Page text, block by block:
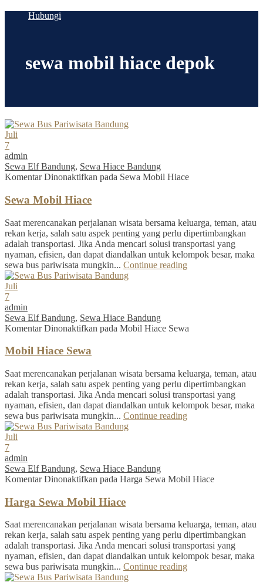
Hubungi
sewa mobil hiace depok
Juli
7
admin
Sewa Elf Bandung, Sewa Hiace Bandung
Komentar Dinonaktifkan pada Sewa Mobil Hiace
Sewa Mobil Hiace
Saat merencanakan perjalanan wisata bersama keluarga, teman, atau
rekan kerja, salah satu aspek penting yang perlu dipertimbangkan
adalah transportasi. Jika Anda mencari solusi transportasi yang
nyaman, efisien, dan dapat diandalkan untuk kelompok besar, maka
sewa bus pariwisata mungkin... Continue reading
Juli
7
admin
Sewa Elf Bandung, Sewa Hiace Bandung
Komentar Dinonaktifkan pada Mobil Hiace Sewa
Mobil Hiace Sewa
Saat merencanakan perjalanan wisata bersama keluarga, teman, atau
rekan kerja, salah satu aspek penting yang perlu dipertimbangkan
adalah transportasi. Jika Anda mencari solusi transportasi yang
nyaman, efisien, dan dapat diandalkan untuk kelompok besar, maka
sewa bus pariwisata mungkin... Continue reading
Juli
7
admin
Sewa Elf Bandung, Sewa Hiace Bandung
Komentar Dinonaktifkan pada Harga Sewa Mobil Hiace
Harga Sewa Mobil Hiace
Saat merencanakan perjalanan wisata bersama keluarga, teman, atau
rekan kerja, salah satu aspek penting yang perlu dipertimbangkan
adalah transportasi. Jika Anda mencari solusi transportasi yang
nyaman, efisien, dan dapat diandalkan untuk kelompok besar, maka
sewa bus pariwisata mungkin... Continue reading